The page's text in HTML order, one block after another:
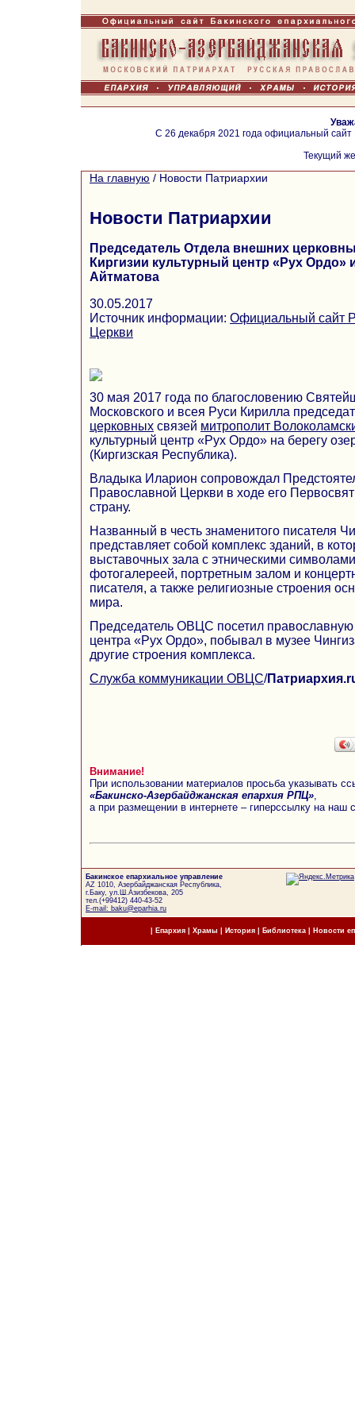
С 26 декабря 2021 года официальный
Текущий
На главную / Новости Патриархии
Новости Патриархии
Председатель Отдела внешних
Киргизии культурный центр «Рух Ордо»
Айтматова
30.05.2017
Источник информации: Официальный сайт
Церкви
30 мая 2017 года по благословению
Московского и всея Руси Кирилла
церковных связей митрополит
культурный центр «Рух Ордо» на берегу
(Киргизская Республика).
Владыка Иларион сопровождал
Православной Церкви в ходе его
страну.
Названный в честь знаменитого писателя
представляет собой комплекс зданий, в
выставочных зала с этническими
фотогалереей, портретным залом и
писателя, а также религиозные строения
мира.
Председатель ОВЦС посетил
центра «Рух Ордо», побывал в музее
другие строения комплекса.
Служба коммуникации ОВЦС/
Внимание!
При использовании материалов просьба указывать
«Бакинско-Азербайджанская епархия РПЦ»
а при размещении в интернете – гиперссылку на наш
Бакинское епархиальное управление
AZ 1010, Азербайджанская Республика,
г.Баку, ул.Ш.Азизбекова, 205
тел.(+99412) 440-43-52
E-mail: baku@eparhia.ru
Епархия| Храмы История| Библиотека Новости